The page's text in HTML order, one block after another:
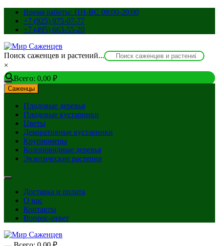
Перейти
содержимому
Время работы: ПН-ВС 08:00-20:00
+7 (925) 975-07-77
+7 (495) 663-55-20
Поиск саженцев и растений...
×
Всего: 0,00 ₽
Саженцы
Плодовые деревья
Плодовые кустарники
Цветы
Декоративные кустарники
Крупномеры
Колоновидные деревья
Экзотические растения
Доставка и оплата
О нас
Контакты
Вопрос-ответ